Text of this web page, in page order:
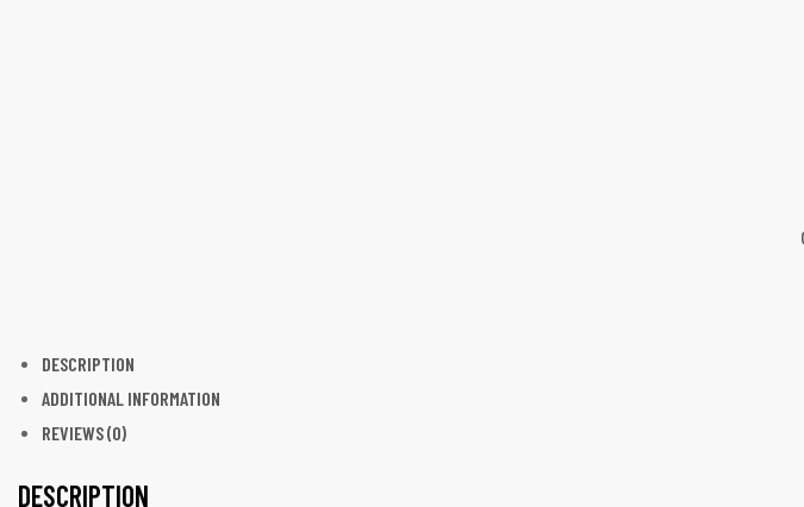
DESCRIPTION
ADDITIONAL INFORMATION
REVIEWS (0)
DESCRIPTION